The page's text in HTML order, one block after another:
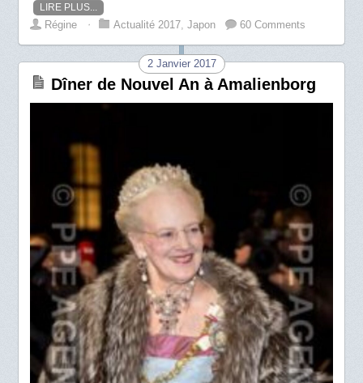
LIRE PLUS...
Régine ⋅ Actualité 2017,Japon 60 Comments
2 Janvier 2017
Dîner de Nouvel An à Amalienborg